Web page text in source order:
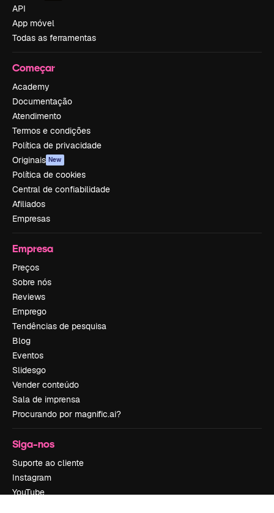
API
App móvel
Todas as ferramentas
Começar
Academy
Documentação
Atendimento
Termos e condições
Política de privacidade
Originais New
Política de cookies
Central de confiabilidade
Afiliados
Empresas
Empresa
Preços
Sobre nós
Reviews
Emprego
Tendências de pesquisa
Blog
Eventos
Slidesgo
Vender conteúdo
Sala de imprensa
Procurando por magnific.ai?
Siga-nos
Suporte ao cliente
Instagram
YouTube